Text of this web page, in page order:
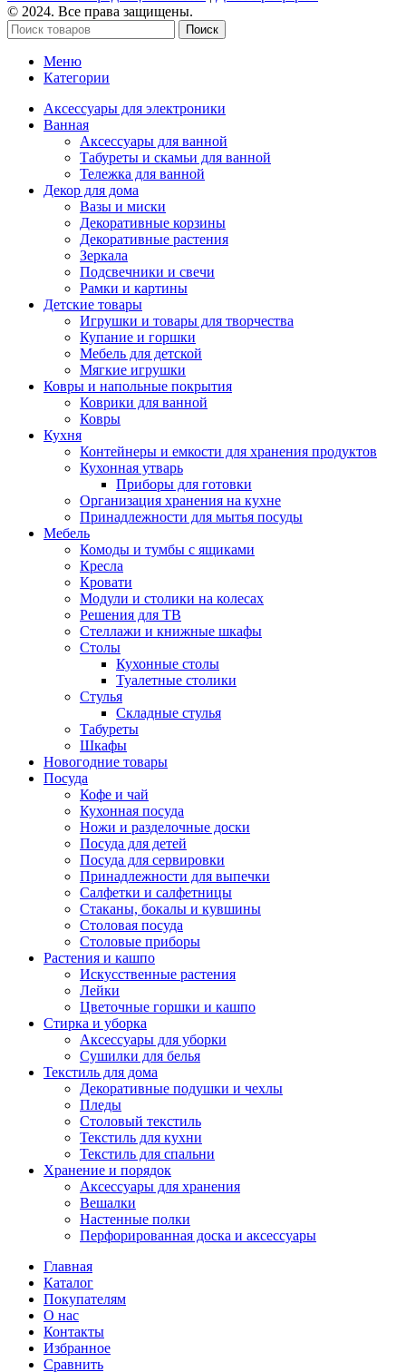
© 2024. Все права защищены.
Поиск
Меню
Категории
Аксессуары для электроники
Ванная
Аксессуары для ванной
Табуреты и скамьи для ванной
Тележка для ванной
Декор для дома
Вазы и миски
Декоративные корзины
Декоративные растения
Зеркала
Подсвечники и свечи
Рамки и картины
Детские товары
Игрушки и товары для творчества
Купание и горшки
Мебель для детской
Мягкие игрушки
Ковры и напольные покрытия
Коврики для ванной
Ковры
Кухня
Контейнеры и емкости для хранения продуктов
Кухонная утварь
Приборы для готовки
Организация хранения на кухне
Принадлежности для мытья посуды
Мебель
Комоды и тумбы с ящиками
Кресла
Кровати
Модули и столики на колесах
Решения для ТВ
Стеллажи и книжные шкафы
Столы
Кухонные столы
Туалетные столики
Стулья
Складные стулья
Табуреты
Шкафы
Новогодние товары
Посуда
Кофе и чай
Кухонная посуда
Ножи и разделочные доски
Посуда для детей
Посуда для сервировки
Принадлежности для выпечки
Салфетки и салфетницы
Стаканы, бокалы и кувшины
Столовая посуда
Столовые приборы
Растения и кашпо
Искусственные растения
Лейки
Цветочные горшки и кашпо
Стирка и уборка
Аксессуары для уборки
Сушилки для белья
Текстиль для дома
Декоративные подушки и чехлы
Пледы
Столовый текстиль
Текстиль для кухни
Текстиль для спальни
Хранение и порядок
Аксессуары для хранения
Вешалки
Настенные полки
Перфорированная доска и аксессуары
Главная
Каталог
Покупателям
О нас
Контакты
Избранное
Сравнить